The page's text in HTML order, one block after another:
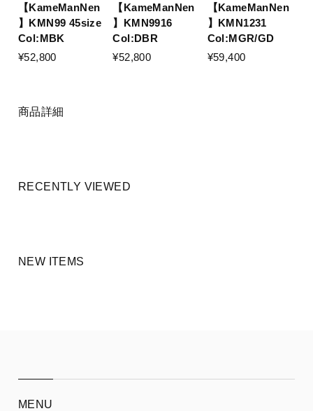
【KameManNen
】KMN99 45size
Col:MBK
¥52,800
【KameManNen
】KMN9916
Col:DBR
¥52,800
【KameManNen
】KMN1231
Col:MGR/GD
¥59,400
商品詳細
RECENTLY VIEWED
NEW ITEMS
MENU